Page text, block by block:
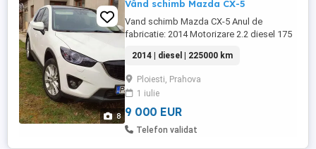
8
Vând schimb Mazda CX-5
Vand schimb Mazda CX-5 Anul de
fabricatie: 2014 Motorizare 2.2 diesel 175
schimba impecabil !! Rulaj 222200 REALI !!
4x4 AWD permanent, trag toate cele 4 roti
Echiparea Sportsline cu toate dotarile
posibile !! Scaune din piele negru
perforata, foarte confortabila ...
2014 | diesel | 225000 km
Ploiesti, Prahova
1 iulie
9 000 EUR
Telefon validat